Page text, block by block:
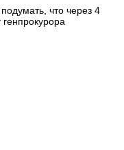
что через 4